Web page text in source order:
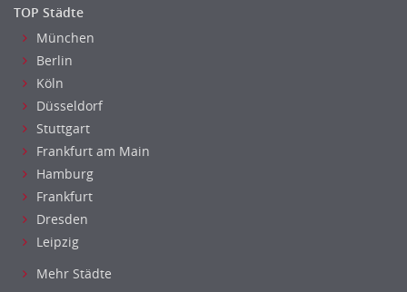
TOP Städte
München
Berlin
Köln
Düsseldorf
Stuttgart
Frankfurt am Main
Hamburg
Frankfurt
Dresden
Leipzig
Mehr Städte